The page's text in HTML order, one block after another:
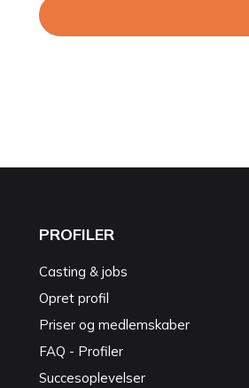
PROFILER
Casting & jobs
Opret profil
Priser og medlemskaber
FAQ - Profiler
Succesoplevelser